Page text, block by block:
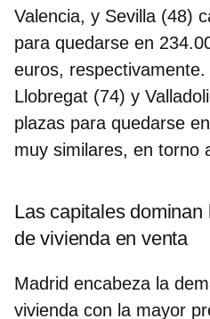
Valencia, y Sevilla (48)
para quedarse en
euros,
Llobregat (74) y
plazas para quedarse
muy similares, en torno
Las capitales
de vivienda en venta
Madrid encabeza la
vivienda con la mayor